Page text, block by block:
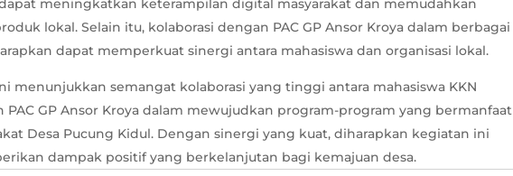
meningkatkan keterampilan digital masyarakat dan memudahkan
lokal. Selain itu, kolaborasi dengan PAC GP Ansor Kroya dalam berbagai
dapat memperkuat sinergi antara mahasiswa dan organisasi lokal.
menunjukkan semangat kolaborasi yang tinggi antara mahasiswa KKN
PAC GP Ansor Kroya dalam mewujudkan program-program yang bermanfaat
Desa Pucung Kidul. Dengan sinergi yang kuat, diharapkan kegiatan ini
dampak positif yang berkelanjutan bagi kemajuan desa.